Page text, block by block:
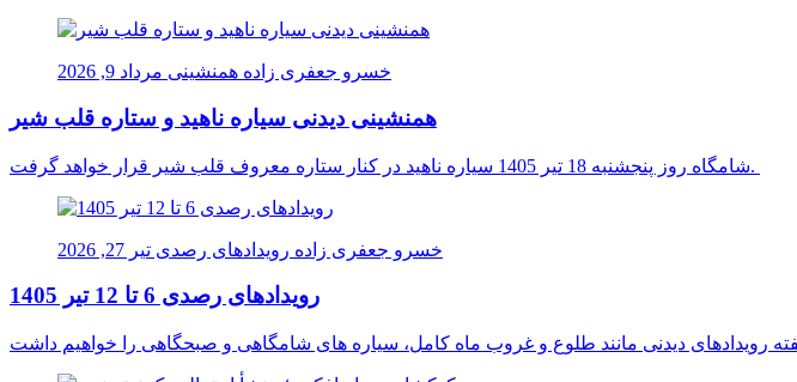
خسرو جعفری زاده همنشینی مرداد 9, 2026
همنشینی دیدنی سیاره ناهید و ستاره قلب شیر
شامگاه روز پنجشنبه 18 تیر 1405 سیاره ناهید در کنار ستاره معروف قلب شیر قرار خواهد گرفت.
خسرو جعفری زاده رویدادهای رصدی تیر 27, 2026
رویدادهای رصدی 6 تا 12 تیر 1405